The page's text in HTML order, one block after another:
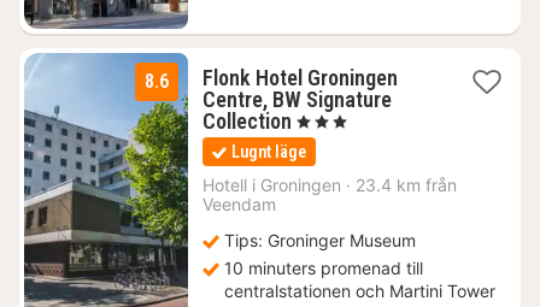
8.6
Flonk Hotel Groningen
Centre, BW Signature
Collection 1
natt
från
1108
, 3 Stjärnor
Lugnt läge
Hotell i Groningen · 23.4 km från
Veendam
Tips: Groninger Museum
10 minuters promenad till
centralstationen och Martini Tower